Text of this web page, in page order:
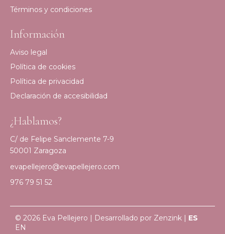
Términos y condiciones
Información
Aviso legal
Política de cookies
Política de privacidad
Declaración de accesibilidad
¿Hablamos?
C/ de Felipe Sanclemente 7-9
50001 Zaragoza
evapellejero@evapellejero.com
976 79 51 52
© 2026 Eva Pellejero | Desarrollado por Zenzink | ES
EN